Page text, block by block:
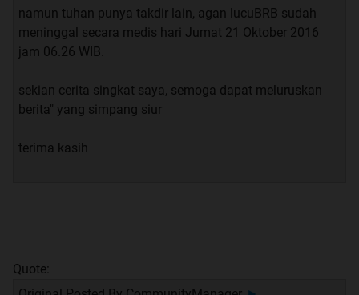
namun tuhan punya takdir lain, agan lucuBRB sudah
meninggal secara medis hari Jumat 21 Oktober 2016
jam 06.26 WIB.
sekian cerita singkat saya, semoga dapat meluruskan
berita" yang simpang siur
terima kasih
Quote: